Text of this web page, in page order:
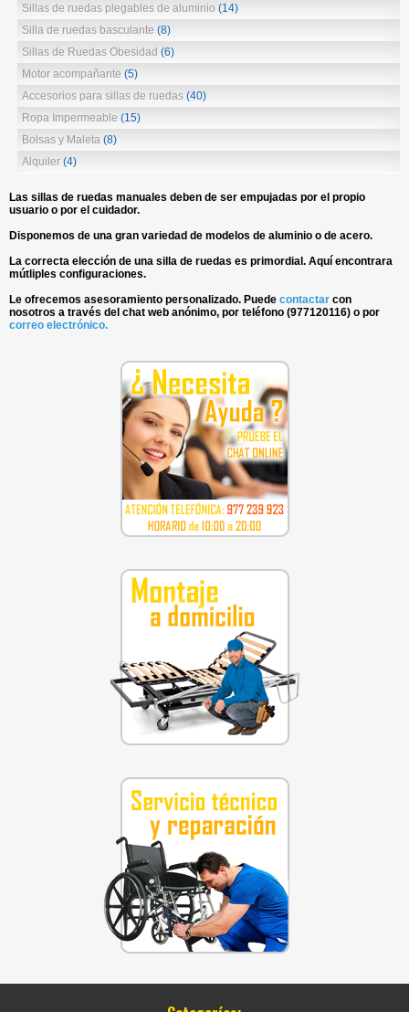
Sillas de ruedas plegables de aluminio (14)
Silla de ruedas basculante (8)
Sillas de Ruedas Obesidad (6)
Motor acompañante (5)
Accesorios para sillas de ruedas (40)
Ropa Impermeable (15)
Bolsas y Maleta (8)
Alquiler (4)
Las sillas de ruedas manuales deben de ser empujadas por el propio
usuario o por el cuidador.
Disponemos de una gran variedad de modelos de aluminio o de acero.
La correcta elección de una silla de ruedas es primordial. Aquí encontrara
mútliples configuraciones.
Le ofrecemos asesoramiento personalizado. Puede contactar con
nosotros a través del chat web anónimo, por teléfono (977120116) o por
correo electrónico.